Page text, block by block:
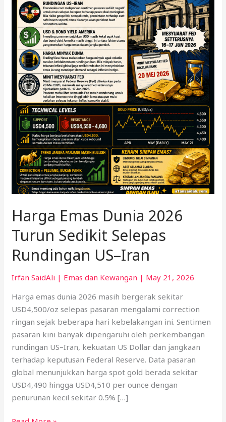
Harga Emas Dunia 2026
Turun Sedikit Selepas
Rundingan US–Iran
Irfan SaidAli | Emas dan Kewangan | May 21, 2026
Harga emas dunia 2026 masih bergerak sekitar
USD4,500/oz selepas pasaran mengalami correction
ringan sejak beberapa hari kebelakangan ini. Sentimen
pasaran kini banyak dipengaruhi oleh perkembangan
rundingan US–Iran, kekuatan US Dollar dan jangkaan
terhadap keputusan Federal Reserve. Data pasaran
global menunjukkan harga spot gold berada sekitar
USD4,490 hingga USD4,510 per ounce dengan
penurunan kecil sekitar 0.5% […]